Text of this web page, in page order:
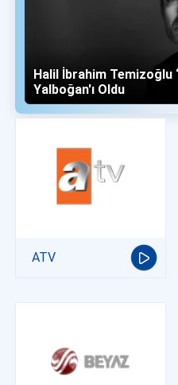
Halil İbrahim Temizoğlu
Yalboğan'ı Oldu
ATV